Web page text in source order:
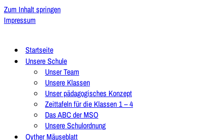
Zum Inhalt springen
Impressum
Startseite
Unsere Schule
Unser Team
Unsere Klassen
Unser pädagogisches Konzept
Zeittafeln für die Klassen 1 – 4
Das ABC der MSO
Unsere Schulordnung
Oyther Mäuseblatt